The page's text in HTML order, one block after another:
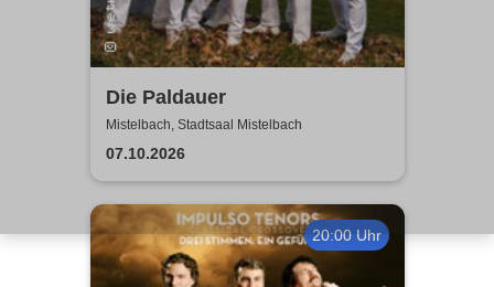
Die Paldauer
Mistelbach, Stadtsaal Mistelbach
07.10.2026
20:00 Uhr